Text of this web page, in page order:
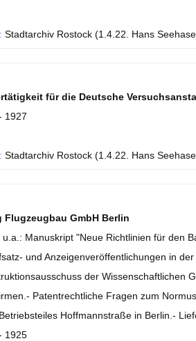
Stadtarchiv Rostock (1.4.22. Hans
für die Deutsche
1927
Stadtarchiv Rostock (1.4.22. Hans
Flugzeugbau GmbH Berlin
u.a.: Manuskript "Neue Richtlinien für den
und Anzeigenveröffentlichungen in
der Wissenschaftlichen
Patentrechtliche Fragen zum
Hoffmannstraße in Berlin.-
1925